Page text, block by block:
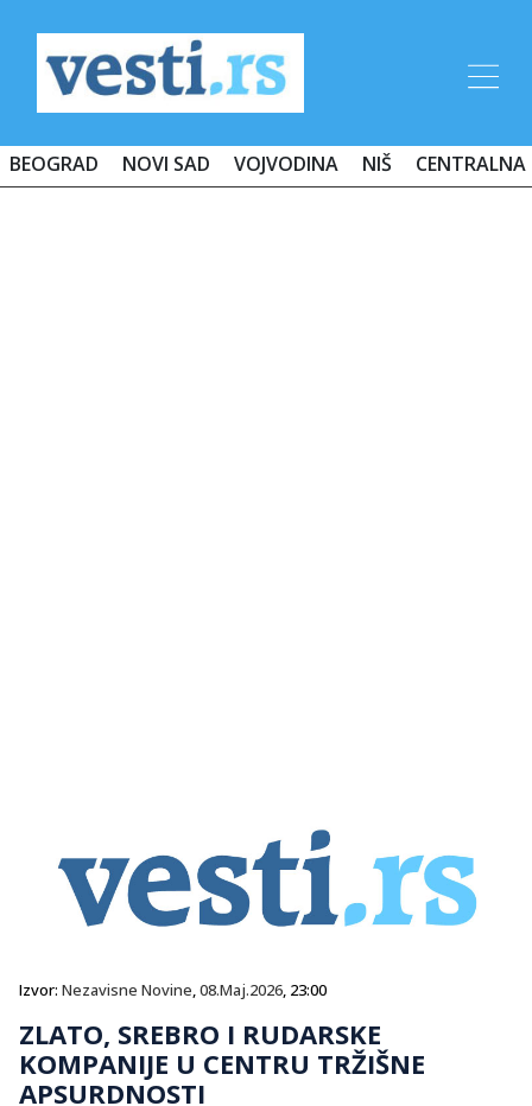
BEOGRAD NOVI SAD VOJVODINA NIŠ CENTRALNA
Izvor: Nezavisne Novine,08.Maj.2026, 23:00
ZLATO, SREBRO I RUDARSKE
KOMPANIJE U CENTRU TRŽIŠNE
APSURDNOSTI